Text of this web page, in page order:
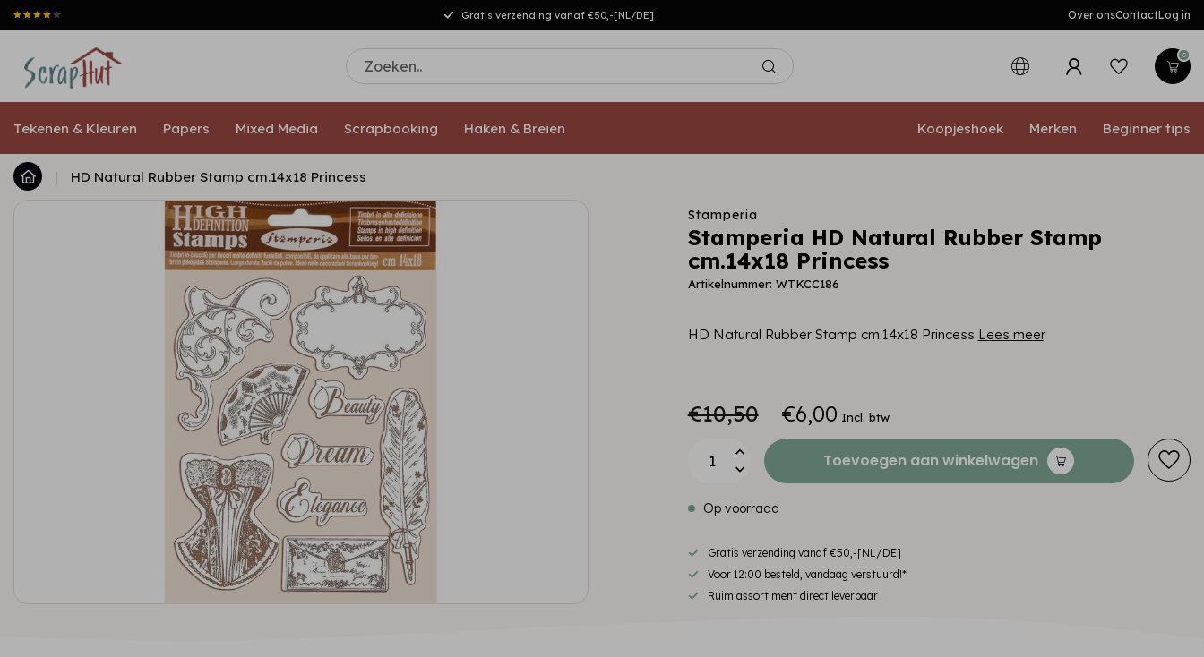
Gratis verzending vanaf €50,-[NL/DE] Over onsContactLog in
0
Tekenen & Kleuren Papers Mixed Media Scrapbooking Haken & Breien Koopjeshoek Merken Beginner tips
| HD Natural Rubber Stamp cm.14x18 Princess
Stamperia
Stamperia HD Natural Rubber Stamp
cm.14x18 Princess
Artikelnummer: WTKCC186
HD Natural Rubber Stamp cm.14x18 Princess Lees meer.
€10,50 €6,00 Incl. btw
Toevoegen aan winkelwagen
Op voorraad
Gratis verzending vanaf €50,-[NL/DE]
Voor 12:00 besteld, vandaag verstuurd!*
Ruim assortiment direct leverbaar